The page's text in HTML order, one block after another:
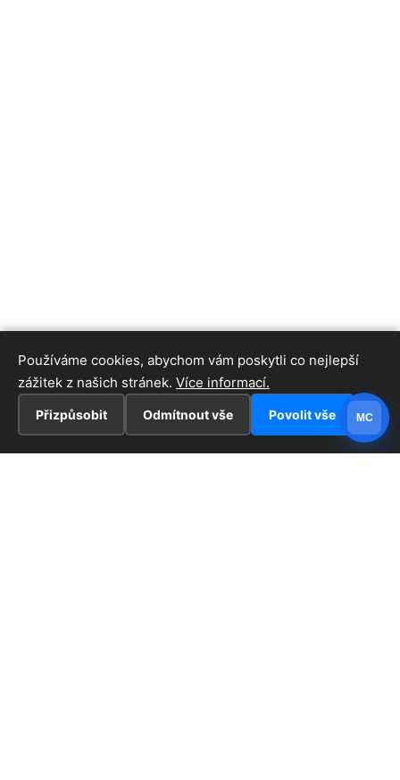
Používáme cookies, abychom vám poskytli co nejlepší
zážitek z našich stránek. Více informací.
Přizpůsobit Odmítnout vše Povolit vše MC